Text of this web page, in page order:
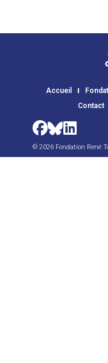
Accueil
Contact
© 2026 Fondation René